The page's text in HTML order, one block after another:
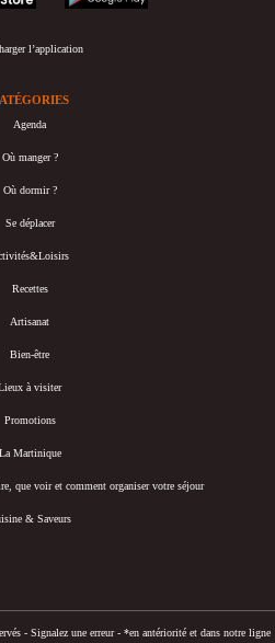
l’application
Agenda
Où manger ?
Où dormir ?
Se déplacer
Recettes
Artisanat
Bien-être
à visiter
Promotions
La Martinique
que voir et comment organiser votre séjour
& Saveurs
- Signalez une erreur - *en antériorité et dans notre ligne